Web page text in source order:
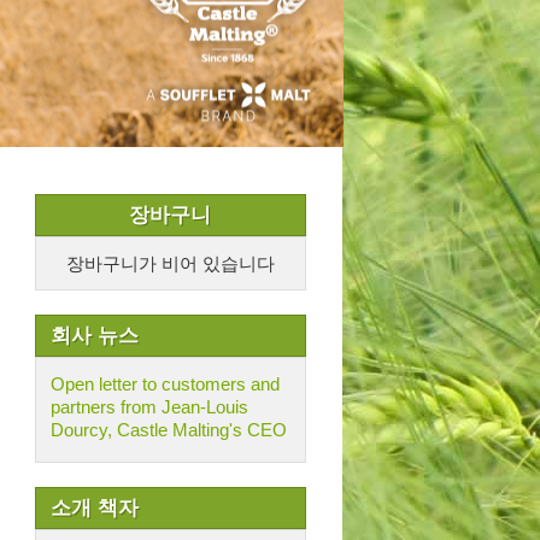
장바구니
장바구니가 비어 있습니다
회사 뉴스
Open letter to customers and
partners from Jean-Louis
Dourcy, Castle Malting's CEO
소개 책자